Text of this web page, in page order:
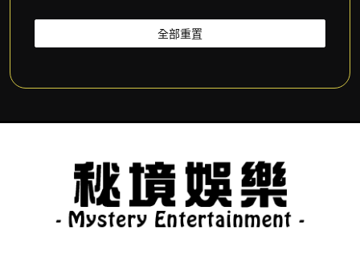
全部重置